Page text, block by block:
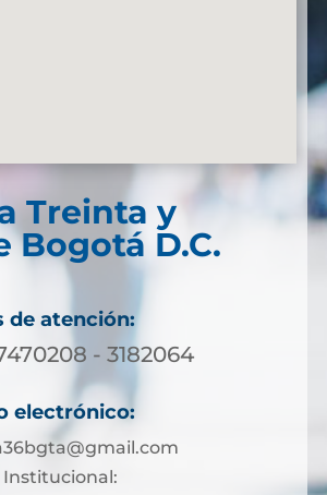
Treinta y
Bogotá D.C.
de atención:
- 3182064
electrónico:
Institucional: